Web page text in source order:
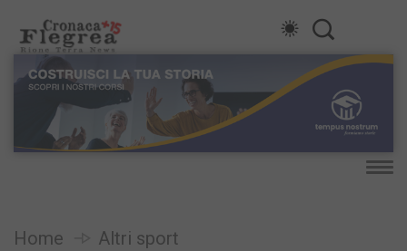
Home Altri sport